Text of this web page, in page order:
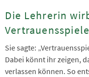
Die Lehrerin
Vertrauensspiele
Sie sagte:
Dabei könnt ihr zeigen,
verlassen können. So